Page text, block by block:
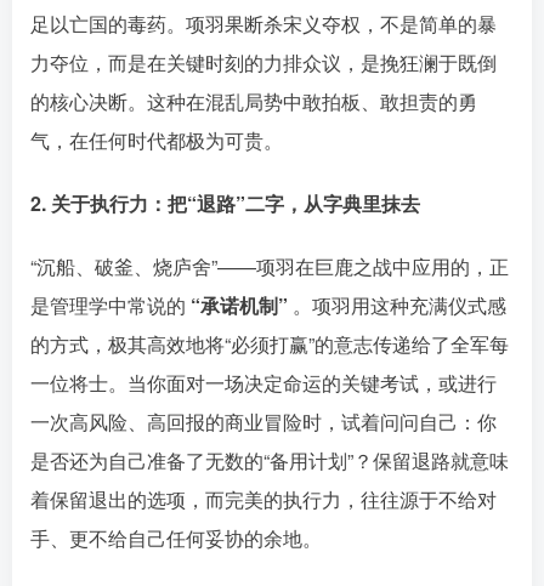
足以亡国的毒药。项羽果断杀宋义夺权，不是简单的暴
力夺位，而是在关键时刻的力排众议，是挽狂澜于既倒
的核心决断。这种在混乱局势中敢拍板、敢担责的勇
气，在任何时代都极为可贵。󠄹󠅀󠄪󠄢󠄡󠄦󠄞󠄧󠄣󠄞󠄢󠄡󠄧󠄞󠄩󠄢󠅬󠅅󠅃󠄵󠅂󠄪󠅗󠅥󠅕󠅣󠅤󠅬󠅄󠄹󠄽󠄵󠄪󠄢󠄠󠄢󠄦󠄝󠄠󠄨󠄝󠄠󠄨󠄐󠄡󠄣󠄪󠄣󠄤󠄪󠄡󠄣󠅬󠅨󠅙󠅑󠅟󠅗󠅒󠄞󠅓󠅟󠅝󠄐󠇕󠆠󠅿󠇖󠆄󠆩󠇕󠅿󠆈󠇗󠆭󠆁󠄐󠇗󠅹󠅸󠇖󠆍󠅳󠇖󠅹󠅰󠇖󠆌󠅹
2. 关于执行力：把“退路”二字，从字典里抹去
“沉船、破釜、烧庐舍”——项羽在巨鹿之战中应用的，正
是管理学中常说的 󠄹󠅀󠄪󠄢󠄡󠄦󠄞󠄧󠄣󠄞󠄢󠄡󠄧󠄞󠄩󠄢󠅬󠅅󠅃󠄵󠅂󠄪󠅗󠅥󠅕󠅣󠅤󠅬󠅄󠄹󠄽󠄵󠄪󠄢󠄠󠄢󠄦󠄝󠄠󠄨󠄝󠄠󠄨󠄐󠄡󠄣󠄪󠄣󠄤󠄪󠄡󠄣󠅬󠅨󠅙󠅑󠅟󠅗󠅒󠄞󠅓󠅟󠅝󠄐󠇕󠆠󠅿󠇖󠆄󠆩󠇕󠅿󠆈󠇗󠆭󠆁󠄐󠇗󠅹󠅸󠇖󠆍󠅳󠇖󠅹󠅰󠇖󠆌󠅹 “承诺机制” 。项羽用这种充满仪式感
的方式，极其高效地将“必须打赢”的意志传递给了全军每
一位将士。当你面对一场决定命运的关键考试，或进行
一次高风险、高回报的商业冒险时，试着问问自己：你
是否还为自己准备了无数的“备用计划”？保留退路就意味
着保留退出的选项，而完美的执行力，往往源于不给对
手、更不给自己任何妥协的余地。󠄹󠅀󠄪󠄢󠄡󠄦󠄞󠄧󠄣󠄞󠄢󠄡󠄧󠄞󠄩󠄢󠅬󠅅󠅃󠄵󠅂󠄪󠅗󠅥󠅕󠅣󠅤󠅬󠅄󠄹󠄽󠄵󠄪󠄢󠄠󠄢󠄦󠄝󠄠󠄨󠄝󠄠󠄨󠄐󠄡󠄣󠄪󠄣󠄤󠄪󠄡󠄣󠅬󠅨󠅙󠅑󠅟󠅗󠅒󠄞󠅓󠅟󠅝󠄐󠇕󠆠󠅿󠇖󠆄󠆩󠇕󠅿󠆈󠇗󠆭󠆁󠄐󠇗󠅹󠅸󠇖󠆍󠅳󠇖󠅹󠅰󠇖󠆌󠅹